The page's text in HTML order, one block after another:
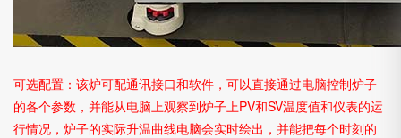
可选配置：该炉可配通讯接口和软件，可以直接通过电脑控制炉子
的各个参数，并能从电脑上观察到炉子上PV和SV温度值和仪表的运
行情况，炉子的实际升温曲线电脑会实时绘出，并能把每个时刻的